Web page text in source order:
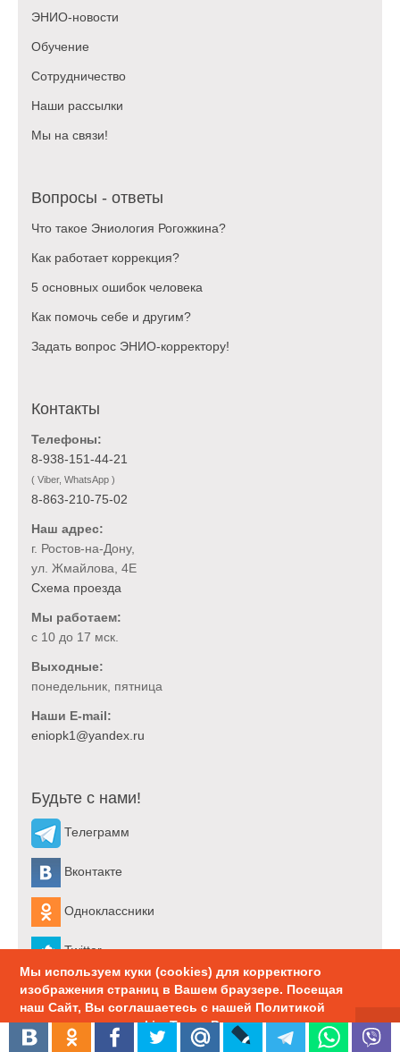
Мы используем куки (cookies) для корректного
изображения страниц в Вашем браузере. Посещая
наш Сайт, Вы соглашаетесь с нашей Политикой
использования cookie. Также Вы можете
настроить использование куки в браузере.
ЭНИО-новости
Обучение
Сотрудничество
Наши рассылки
Мы на связи!
Вопросы - ответы
Что такое Эниология Рогожкина?
Как работает коррекция?
5 основных ошибок человека
Как помочь себе и другим?
Задать вопрос ЭНИО-корректору!
Контакты
Телефоны:
8-938-151-44-21
( Viber, WhatsApp )
8-863-210-75-02
Наш адрес:
г. Ростов-на-Дону,
ул. Жмайлова, 4Е
Схема проезда
Мы работаем:
с 10 до 17 мск.
Выходные:
понедельник, пятница
Наши E-mail:
Будьте с нами!
Телеграмм
Вконтакте
Одноклассники
Twitter
YouTube
RSS feeds